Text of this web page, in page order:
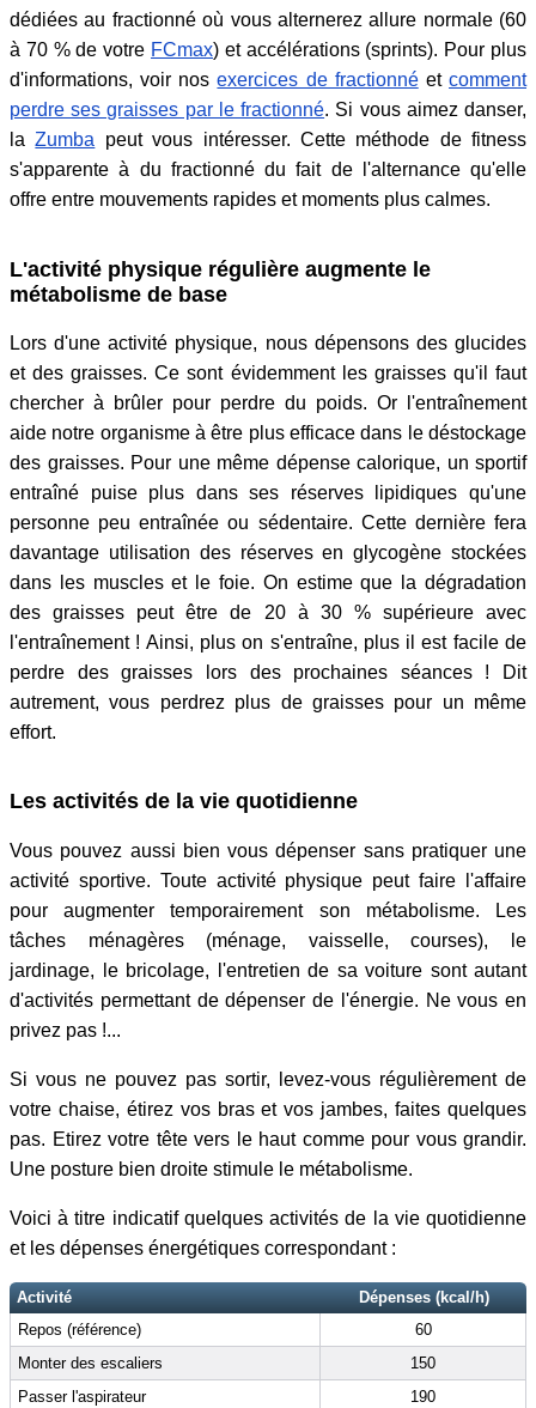
dédiées au fractionné où vous alternerez allure normale (60
à 70 % de votre FCmax) et accélérations (sprints). Pour plus
d'informations, voir nosexercices de fractionnéetcomment
perdre ses graisses par le fractionné. Si vous aimez danser,
laZumba peut vous intéresser. Cette méthode de fitness
s'apparente à du fractionné du fait de l'alternance qu'elle
offre entre mouvements rapides et moments plus calmes.
L'activité physique régulière augmente le
métabolisme de base
Lors d'une activité physique, nous dépensons des glucides
et des graisses. Ce sont évidemment les graisses qu'il faut
chercher à brûler pour perdre du poids. Or l'entraînement
aide notre organisme à être plus efficace dans le déstockage
des graisses. Pour une même dépense calorique, un sportif
entraîné puise plus dans ses réserves lipidiques qu'une
personne peu entraînée ou sédentaire. Cette dernière fera
davantage utilisation des réserves en glycogène stockées
dans les muscles et le foie. On estime que la dégradation
des graisses peut être de 20 à 30 % supérieure avec
l'entraînement ! Ainsi, plus on s'entraîne, plus il est facile de
perdre des graisses lors des prochaines séances ! Dit
autrement, vous perdrez plus de graisses pour un même
effort.
Les activités de la vie quotidienne
Vous pouvez aussi bien vous dépenser sans pratiquer une
activité sportive. Toute activité physique peut faire l'affaire
pour augmenter temporairement son métabolisme. Les
tâches ménagères (ménage, vaisselle, courses), le
jardinage, le bricolage, l'entretien de sa voiture sont autant
d'activités permettant de dépenser de l'énergie. Ne vous en
privez pas !...
Si vous ne pouvez pas sortir, levez-vous régulièrement de
votre chaise, étirez vos bras et vos jambes, faites quelques
pas. Etirez votre tête vers le haut comme pour vous grandir.
Une posture bien droite stimule le métabolisme.
Voici à titre indicatif quelques activités de la vie quotidienne
et les dépenses énergétiques correspondant :
Activité
Dépenses (kcal/h)
Repos (référence)
60
Monter des escaliers
150
Passer l'aspirateur
190